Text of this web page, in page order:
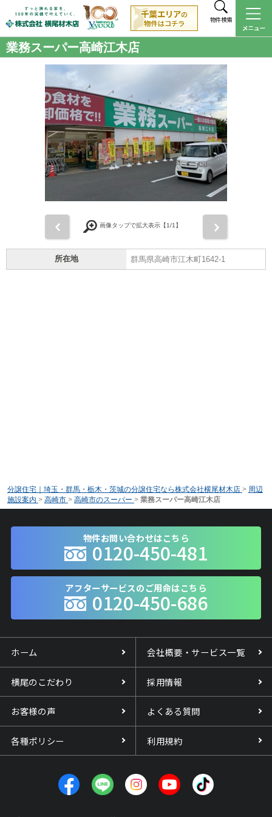
物件検索
業務スーパー高崎江木店
画像タップで拡大表示【1/1】
所在地 群馬県高崎市江木町1642-1
分譲住宅｜埼玉・群馬・栃木・茨城の分譲住宅なら株式会社横尾材木店 > 周辺
施設案内 > 高崎市 > 高崎市のスーパー > 業務スーパー高崎江木店
物件お問い合わせはこちら
0120-450-481
アフターサービスのご用命はこちら
0120-450-686
ホーム 会社概要・サービス一覧
横尾のこだわり 採用情報
お客様の声 よくある質問
各種ポリシー 利用規約